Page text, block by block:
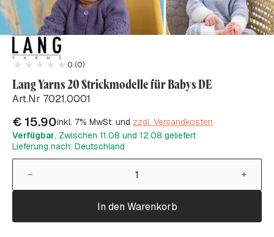
0 (0)
Lang Yarns 20 Strickmodelle für Babys DE
Art.Nr 7021.0001
€ 15.90inkl. 7% MwSt. und zzgl. Versandkosten
Verfügbar, Zwischen 11.08 und 12.08 geliefert
Lieferung nach: Deutschland
In den Warenkorb